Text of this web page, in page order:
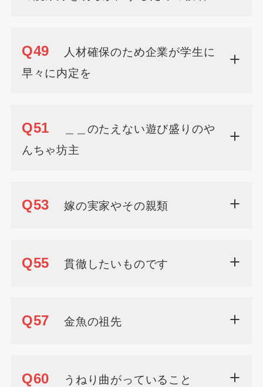
Q49
人材確保のため企業が学生に
早々に内定を
Q51
＿＿のたえない遊び盛りのや
んちゃ坊主
Q53 嫁の実家やその親類
Q55 貫徹したいものです
Q57 金魚の祖先
Q60 うねり曲がっていること